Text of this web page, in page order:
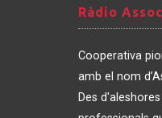
Ràdio
de
Ràdio
Cooperativa
amb el nom
Des